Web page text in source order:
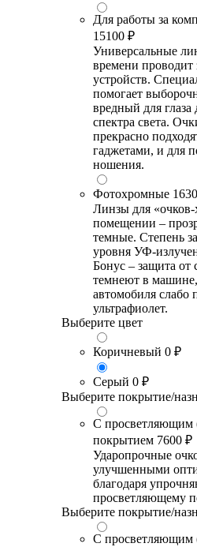
Для работы за
15100 ₽
Универсальные
времени
устройств.
помогает
вредный для глаза
спектра света.
прекрасно
гаджетами, и для
ношения.
Фотохромные
Линзы для «очков-
помещении –
темные. Степень
уровня УФ-
Бонус – защита от
темнеют в машине,
автомобиля слабо
ультрафиолет.
Выберите цвет
Коричневый 0 ₽
Серый 0 ₽
Выберите покрытие/
С просветляющим
покрытием 7600 ₽
Ударопрочные
улучшенными
благодаря
просветляющему
Выберите покрытие/
С просветляющим